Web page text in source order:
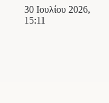
30 Ιουλίου 2026,
15:11